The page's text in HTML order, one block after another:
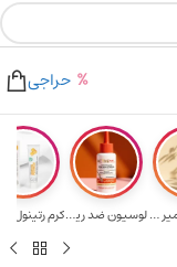
۲٪ تخفیف روی سبد خرید برای روش کارت به کارت
حراجی
شامپو پرایمیر پ... لوسیون ضد ریزش ...